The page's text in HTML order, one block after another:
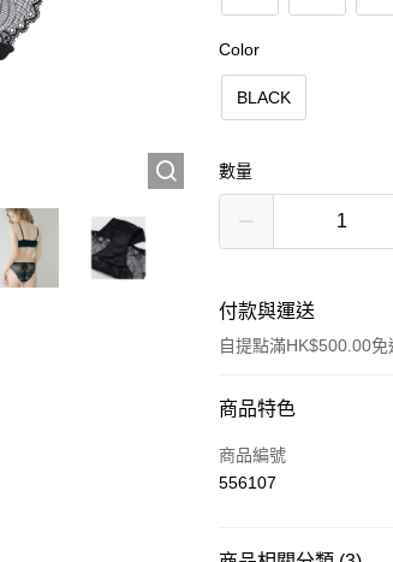
Color
BLACK
數量
付款與運送
自提點滿HK$500.00免
付款方式
信用卡
商品特色
商品編號
556107